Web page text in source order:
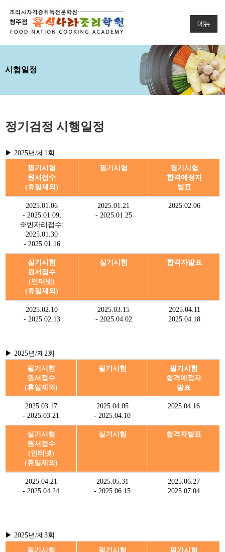
메뉴
시험일정
정기검정 시행일정
▶ 2025년/제1회
필기시험
원서접수
(휴일제외)
필기시험
필기시험
합격예정자
발표
2025.01.06
- 2025.01.09,
※빈자리접수:
2025.01.30
- 2025.01.16
2025.01.21
- 2025.01.25
2025.02.06
실기시험
원서접수
(인터넷)
(휴일제외)
실기시험 합격자발표
2025.02.10
- 2025.02.13
2025.03.15
- 2025.04.02
2025.04.11
2025.04.18
▶ 2025년/제2회
필기시험
원서접수
(휴일제외)
필기시험
필기시험
합격예정자
발표
2025.03.17
- 2025.03.21
2025.04.05
- 2025.04.10
2025.04.16
실기시험
원서접수
(인터넷)
(휴일제외)
실기시험 합격자발표
2025.04.21
- 2025.04.24
2025.05.31
- 2025.06.15
2025.06.27
2025.07.04
▶ 2025년/제3회
필기시험
필기시험
필기시험